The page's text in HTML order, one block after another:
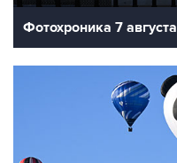
Фотохроника 7 августа